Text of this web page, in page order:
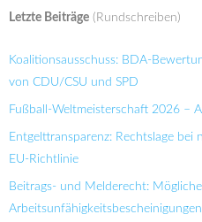
Letzte Beiträge (Rundschreiben)
Koalitionsausschuss: BDA-
von CDU/CSU und SPD
Fußball-Weltmeisterschaft 2026 –
Entgelttransparenz: Rechtslage
EU-Richtlinie
Beitrags- und Melderecht: